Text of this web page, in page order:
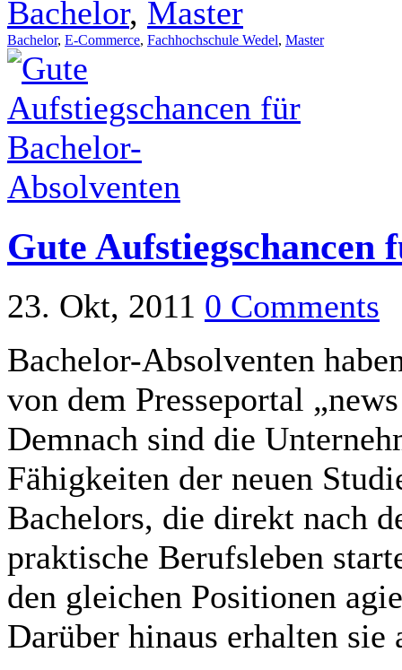
Bachelor, Master
Bachelor, E-Commerce, Fachhochschule Wedel, Master
Gute Aufstiegschancen
23. Okt, 2011 0 Comments
Bachelor-Absolventen
von dem Presseportal
Demnach sind die
Fähigkeiten der neuen
Bachelors, die direkt nach
praktische Berufsleben
den gleichen Positionen
Darüber hinaus erhalten